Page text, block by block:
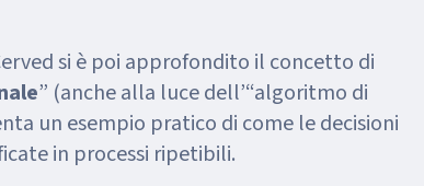
si è poi approfondito il concetto di
” (anche alla luce dell’“algoritmo di
un esempio pratico di come le decisioni
in processi ripetibili.